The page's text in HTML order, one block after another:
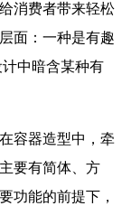
消费者带来轻松
面：一种是有趣
中暗含某种有
容器造型中，牵
要有简体、方
功能的前提下，